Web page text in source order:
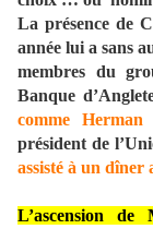
La présence de
année lui a sans
membres du
Banque
comme
président de
assisté à un dîner
L’ascension